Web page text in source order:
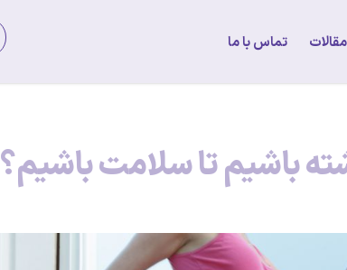
مقالات تماس با ما
باشیم تا سلامت باشیم؟